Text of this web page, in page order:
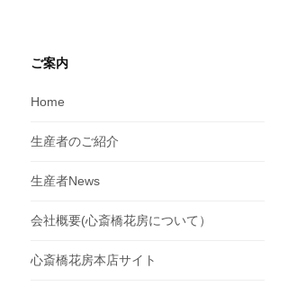
ご案内
Home
生産者のご紹介
生産者News
会社概要(心斎橋花房について）
心斎橋花房本店サイト